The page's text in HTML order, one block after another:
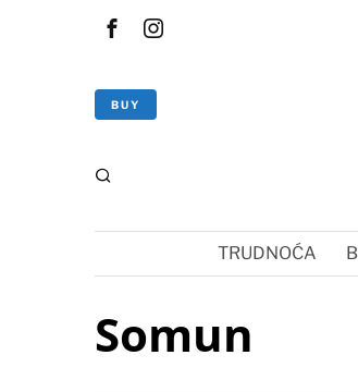
BUY
TRUDNOĆA
Somun